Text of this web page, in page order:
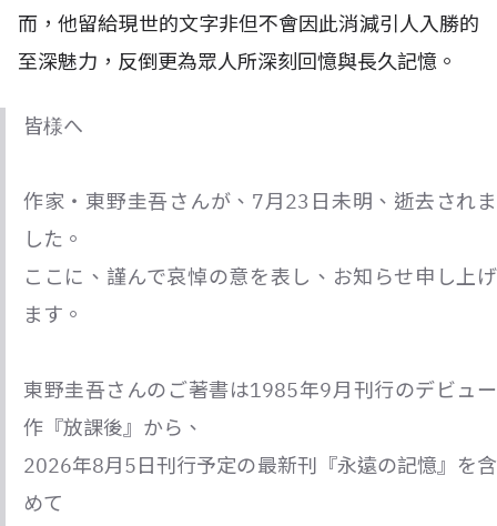
而，他留給現世的文字非但不會因此消減引人入勝的
至深魅力，反倒更為眾人所深刻回憶與長久記憶。
皆様へ
作家・東野圭吾さんが、7月23日未明、逝去されま
した。
ここに、謹んで哀悼の意を表し、お知らせ申し上げ
ます。
東野圭吾さんのご著書は1985年9月刊行のデビュー
作『放課後』から、
2026年8月5日刊行予定の最新刊『永遠の記憶』を含
めて